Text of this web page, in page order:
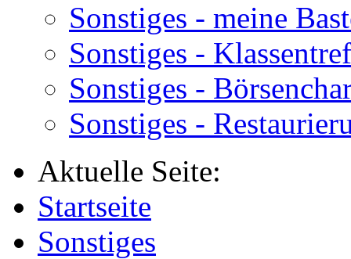
Sonstiges - meine
Sonstiges -
Sonstiges -
Sonstiges -
Aktuelle Seite:
Startseite
Sonstiges